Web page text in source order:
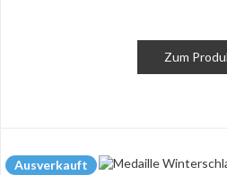
Zum
Ausverkauft